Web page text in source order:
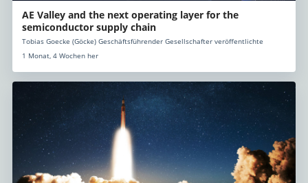
AE Valley and the next operating layer for the
semiconductor supply chain
Tobias Goecke (Göcke) Geschäftsführender Gesellschafter veröffentlichte
1 Monat, 4 Wochen her